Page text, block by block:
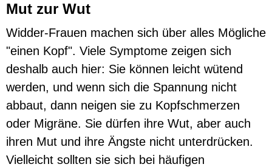
Mut zur Wut
Widder-Frauen machen sich über alles Mögliche
"einen Kopf". Viele Symptome zeigen sich
deshalb auch hier: Sie können leicht wütend
werden, und wenn sich die Spannung nicht
abbaut, dann neigen sie zu Kopfschmerzen
oder Migräne. Sie dürfen ihre Wut, aber auch
ihren Mut und ihre Ängste nicht unterdrücken.
Vielleicht sollten sie sich bei häufigen